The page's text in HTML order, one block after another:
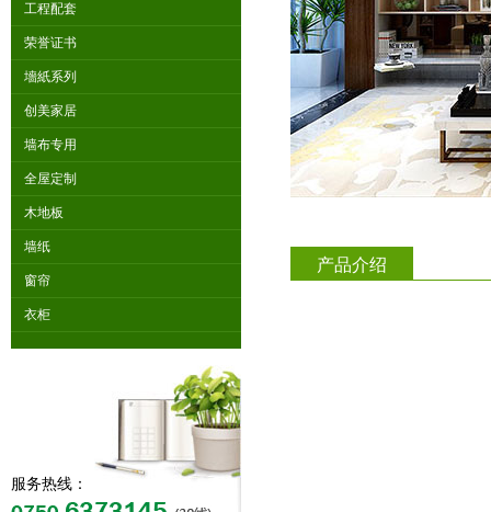
工程配套
荣誉证书
墻紙系列
创美家居
墙布专用
全屋定制
木地板
墙纸
窗帘
衣柜
服务热线：
产品介绍